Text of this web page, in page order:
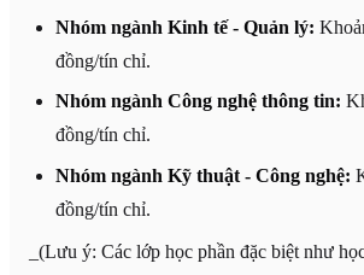
Nhóm ngành Kinh tế - Quản lý:
đồng/tín chỉ.
Nhóm ngành Công nghệ thông tin:
đồng/tín chỉ.
Nhóm ngành Kỹ thuật - Công nghệ:
đồng/tín chỉ.
_(Lưu ý: Các lớp học phần đặc biệt như